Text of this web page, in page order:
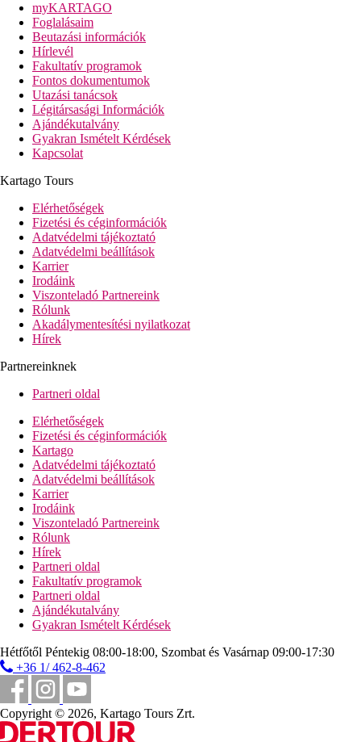
myKARTAGO
Foglalásaim
Beutazási információk
Hírlevél
Fakultatív programok
Fontos dokumentumok
Utazási tanácsok
Légitársasági Információk
Ajándékutalvány
Gyakran Ismételt Kérdések
Kapcsolat
Kartago Tours
Elérhetőségek
Fizetési és céginformációk
Adatvédelmi tájékoztató
Adatvédelmi beállítások
Karrier
Irodáink
Viszonteladó Partnereink
Rólunk
Akadálymentesítési nyilatkozat
Hírek
Partnereinknek
Partneri oldal
Elérhetőségek
Fizetési és céginformációk
Kartago
Adatvédelmi tájékoztató
Adatvédelmi beállítások
Karrier
Irodáink
Viszonteladó Partnereink
Rólunk
Hírek
Partneri oldal
Fakultatív programok
Partneri oldal
Ajándékutalvány
Gyakran Ismételt Kérdések
Hétfőtől Péntekig 08:00-18:00, Szombat és Vasárnap 09:00-17:30
+36 1/ 462-8-462
Copyright © 2026, Kartago Tours Zrt.